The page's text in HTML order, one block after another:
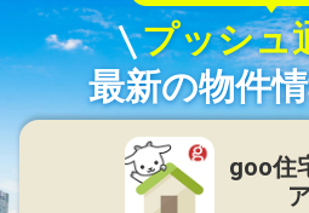
プッシュ
最新の物件
goo住